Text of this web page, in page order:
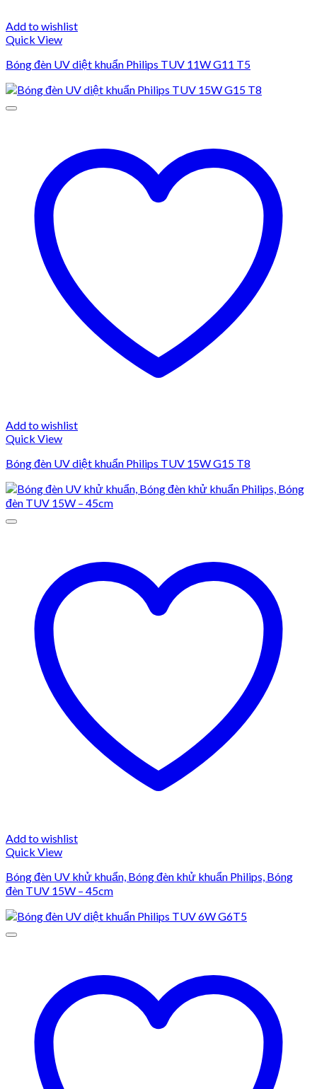
Add to wishlist
Quick View
Bóng đèn UV diệt khuẩn Philips TUV 11W G11 T5
Add to wishlist
Quick View
Bóng đèn UV diệt khuẩn Philips TUV 15W G15 T8
Add to wishlist
Quick View
Bóng đèn UV khử khuẩn, Bóng đèn khử khuẩn Philips, Bóng
đèn TUV 15W – 45cm